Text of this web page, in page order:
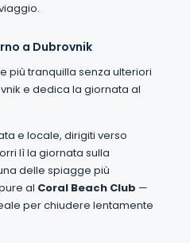
a Dubrovnik
più tranquilla senza ulteriori
e dedica la giornata al
e locale, dirigiti verso
lì la giornata sulla
delle spiagge più
al Coral Beach Club —
per chiudere lentamente